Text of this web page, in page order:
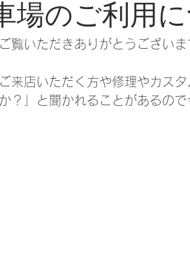
場のご利用
覧いただきありがとうございま
来店いただく方や修理やカス
？」と聞かれることがあるので